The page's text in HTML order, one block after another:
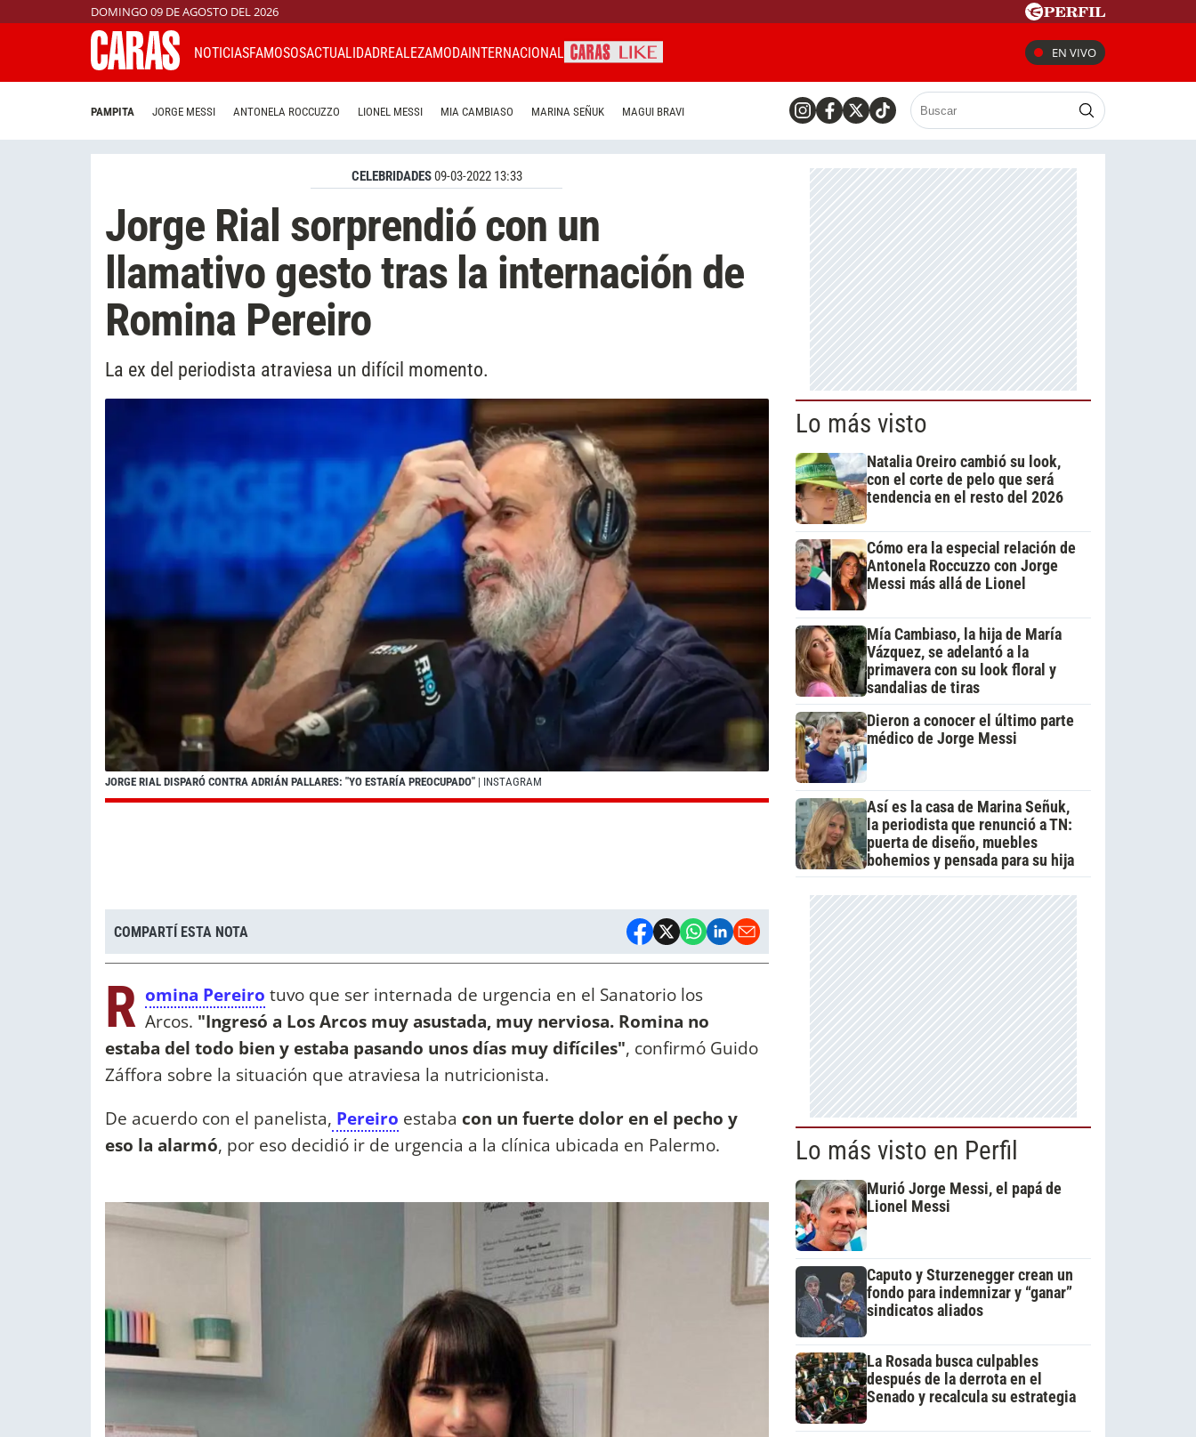
DOMINGO 09 DE AGOSTO DEL 2026
NOTICIASFAMOSOSACTUALIDADREALEZAMODAINTERNACIONAL EN VIVO
PAMPITA JORGE MESSI ANTONELA ROCCUZZO LIONEL MESSI MIA CAMBIASO MARINA SEÑUK MAGUI BRAVI
CELEBRIDADES09-03-2022 13:33
Jorge Rial sorprendió con un
llamativo gesto tras la internación de
Romina Pereiro
La ex del periodista atraviesa un difícil momento.
JORGE RIAL DISPARÓ CONTRA ADRIÁN PALLARES: "YO ESTARÍA PREOCUPADO" | INSTAGRAM
COMPARTÍ ESTA NOTA
R omina Pereiro tuvo que ser internada de urgencia en el Sanatorio los
Arcos. "Ingresó a Los Arcos muy asustada, muy nerviosa. Romina no
estaba del todo bien y estaba pasando unos días muy difíciles", confirmó Guido
Záffora sobre la situación que atraviesa la nutricionista.
De acuerdo con el panelista, Pereiro estaba con un fuerte dolor en el pecho y
eso la alarmó, por eso decidió ir de urgencia a la clínica ubicada en Palermo.
Lo más visto
Natalia Oreiro cambió su look,
con el corte de pelo que será
tendencia en el resto del 2026
Cómo era la especial relación de
Antonela Roccuzzo con Jorge
Messi más allá de Lionel
Mía Cambiaso, la hija de María
Vázquez, se adelantó a la
primavera con su look floral y
sandalias de tiras
Dieron a conocer el último parte
médico de Jorge Messi
Así es la casa de Marina Señuk,
la periodista que renunció a TN:
puerta de diseño, muebles
bohemios y pensada para su hija
Lo más visto en Perfil
Murió Jorge Messi, el papá de
Lionel Messi
Caputo y Sturzenegger crean un
fondo para indemnizar y “ganar”
sindicatos aliados
La Rosada busca culpables
después de la derrota en el
Senado y recalcula su estrategia